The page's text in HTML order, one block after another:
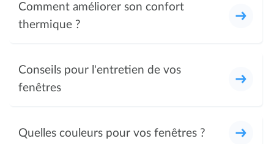
Comment améliorer son confort
thermique ?
Conseils pour l'entretien de vos
fenêtres
Quelles couleurs pour vos fenêtres ?